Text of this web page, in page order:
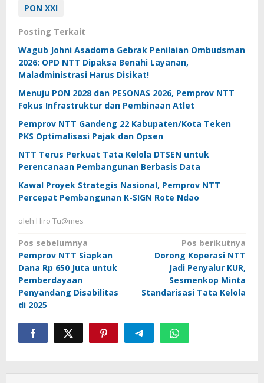
PON XXI
Posting Terkait
Wagub Johni Asadoma Gebrak Penilaian Ombudsman
2026: OPD NTT Dipaksa Benahi Layanan,
Maladministrasi Harus Disikat!
Menuju PON 2028 dan PESONAS 2026, Pemprov NTT
Fokus Infrastruktur dan Pembinaan Atlet
Pemprov NTT Gandeng 22 Kabupaten/Kota Teken
PKS Optimalisasi Pajak dan Opsen
NTT Terus Perkuat Tata Kelola DTSEN untuk
Perencanaan Pembangunan Berbasis Data
Kawal Proyek Strategis Nasional, Pemprov NTT
Percepat Pembangunan K-SIGN Rote Ndao
oleh Hiro Tu@mes
Navigasi
pos
Pos sebelumnya
Pemprov NTT Siapkan
Dana Rp 650 Juta untuk
Pemberdayaan
Penyandang Disabilitas
di 2025
Pos berikutnya
Dorong Koperasi NTT
Jadi Penyalur KUR,
Sesmenkop Minta
Standarisasi Tata Kelola